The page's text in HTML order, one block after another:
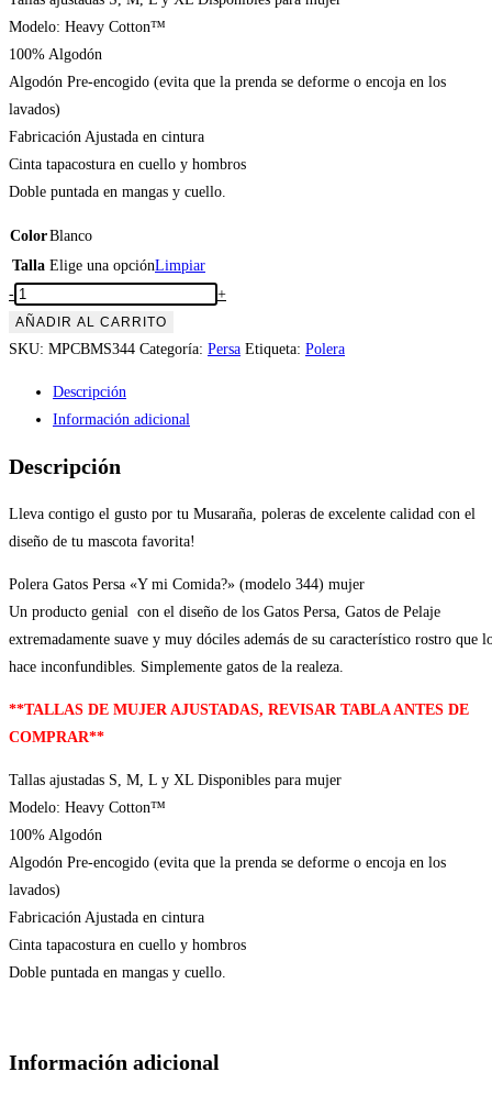
Modelo: Heavy Cotton™
100% Algodón
Algodón Pre-encogido (evita que la prenda se deforme o encoja en los
lavados)
Fabricación Ajustada en cintura
Cinta tapacostura en cuello y hombros
Doble puntada en mangas y cuello.
ColorBlanco
Talla Elige una opciónLimpiar
Polera
Gatos
Persa
Comida?»
(modelo
mujer
cantidad
- +
AÑADIR AL CARRITO
SKU: MPCBMS344 Categoría: Persa Etiqueta: Polera
Descripción
Información adicional
Descripción
Lleva contigo el gusto por tu Musaraña, poleras de excelente calidad con el
diseño de tu mascota favorita!
Polera Gatos Persa «Y mi Comida?» (modelo 344) mujer
Un producto genial con el diseño de los Gatos Persa, Gatos de Pelaje
extremadamente suave y muy dóciles además de su característico rostro que
hace inconfundibles. Simplemente gatos de la realeza.
**TALLAS DE MUJER AJUSTADAS, REVISAR TABLA ANTES DE
COMPRAR**
Tallas ajustadas S, M, L y XL Disponibles para mujer
Modelo: Heavy Cotton™
100% Algodón
Algodón Pre-encogido (evita que la prenda se deforme o encoja en los
lavados)
Fabricación Ajustada en cintura
Cinta tapacostura en cuello y hombros
Doble puntada en mangas y cuello.
Información adicional